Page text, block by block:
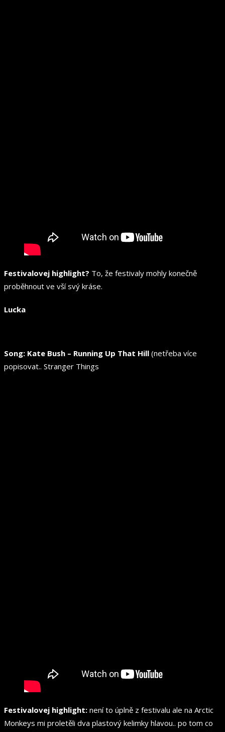
Festivalovej highlight? To, že festivaly mohly konečně
proběhnout ve vší svý kráse.
Lucka
Song: Kate Bush – Running Up That Hill (netřeba více
popisovat.. Stranger Things
Festivalovej highlight: není to úplně z festivalu ale na Arctic
Monkeys mi proletěli dva plastový kelimky hlavou.. po tom co